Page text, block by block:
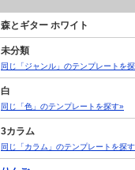
森とギター ホワイト
未分類
同じ「ジャンル」のテンプレートを
白
同じ「色」のテンプレートを探す»
3カラム
同じ「カラム」のテンプレートを探